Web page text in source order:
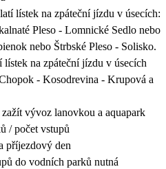
lístek na zpáteční jízdu v úsecích:
Pleso - Lomnické Sedlo nebo
nebo Štrbské Pleso - Solisko.
na zpáteční jízdu v úsecích
- Kosodrevina - Krupová a
vývoz lanovkou a aquapark
/ počet vstupů
příjezdový den
do vodních parků nutná